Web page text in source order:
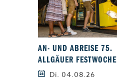
AN- UND ABREISE 75.
ALLGÄUER FESTWOCHE
Di. 04.08.26